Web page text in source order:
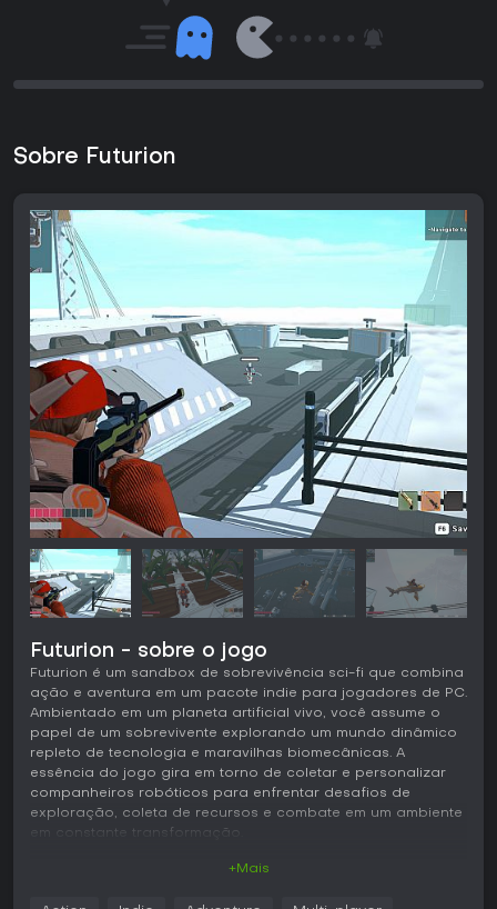
Sobre Futurion
Futurion - sobre o jogo
Futurion é um sandbox de sobrevivência sci-fi que combina
ação e aventura em um pacote indie para jogadores de PC.
Ambientado em um planeta artificial vivo, você assume o
papel de um sobrevivente explorando um mundo dinâmico
repleto de tecnologia e maravilhas biomecânicas. A
essência do jogo gira em torno de coletar e personalizar
companheiros robóticos para enfrentar desafios de
exploração, coleta de recursos e combate em um ambiente
em constante transformação.
+Mais